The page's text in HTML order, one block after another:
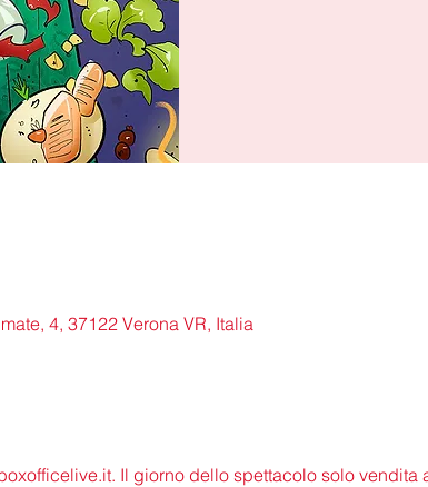
4, 37122 Verona VR, Italia
. Il giorno dello spettacolo solo vendita